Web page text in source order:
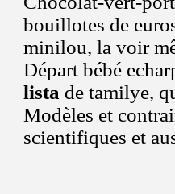
bouillotes de
minilou, la voir
Départ bébé
lista de tamilye,
Modèles et
scientifiques et